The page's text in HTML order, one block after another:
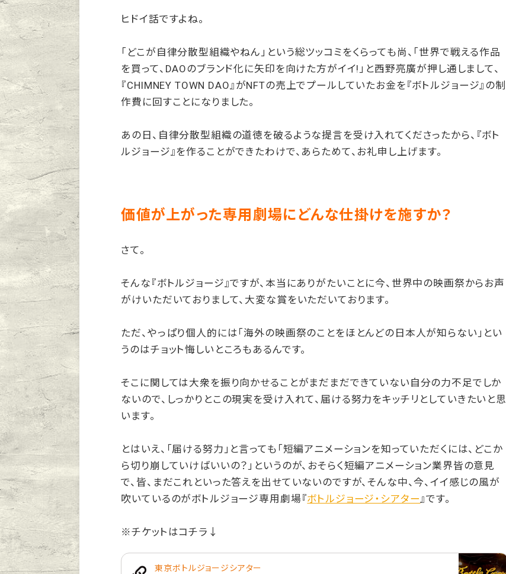
ヒドイ話ですよね。
「どこが自律分散型組織やねん」という総ツッコミをくらっても尚、「世界で戦える作品
を買って、DAOのブランド化に矢印を向けた方がイイ!」と西野亮廣が押し通しまして、
『CHIMNEY TOWN DAO』がNFTの売上でプールしていたお金を『ボトルジョージ』の制
作費に回すことになりました。
あの日、自律分散型組織の道徳を破るような提言を受け入れてくださったから、『ボト
ルジョージ』を作ることができたわけで、あらためて、お礼申し上げます。
価値が上がった専用劇場にどんな仕掛けを施すか？
さて。
そんな『ボトルジョージ』ですが、本当にありがたいことに今、世界中の映画祭からお声
がけいただいておりまして、大変な賞をいただいております。
ただ、やっぱり個人的には「海外の映画祭のことをほとんどの日本人が知らない」とい
うのはチョット悔しいところもあるんです。
そこに関しては大衆を振り向かせることがまだまだできていない自分の力不足でしか
ないので、しっかりとこの現実を受け入れて、届ける努力をキッチリとしていきたいと思
います。
とはいえ、「届ける努力」と言っても「短編アニメーションを知っていただくには、どこか
ら切り崩していけばいいの？」というのが、おそらく短編アニメーション業界皆の意見
で、皆、まだこれといった答えを出せていないのですが、そんな中、今、イイ感じの風が
吹いているのがボトルジョージ専用劇場『ボトルジョージ・シアター 』です。
※チケットはコチラ↓
東京ボトルジョージシアター